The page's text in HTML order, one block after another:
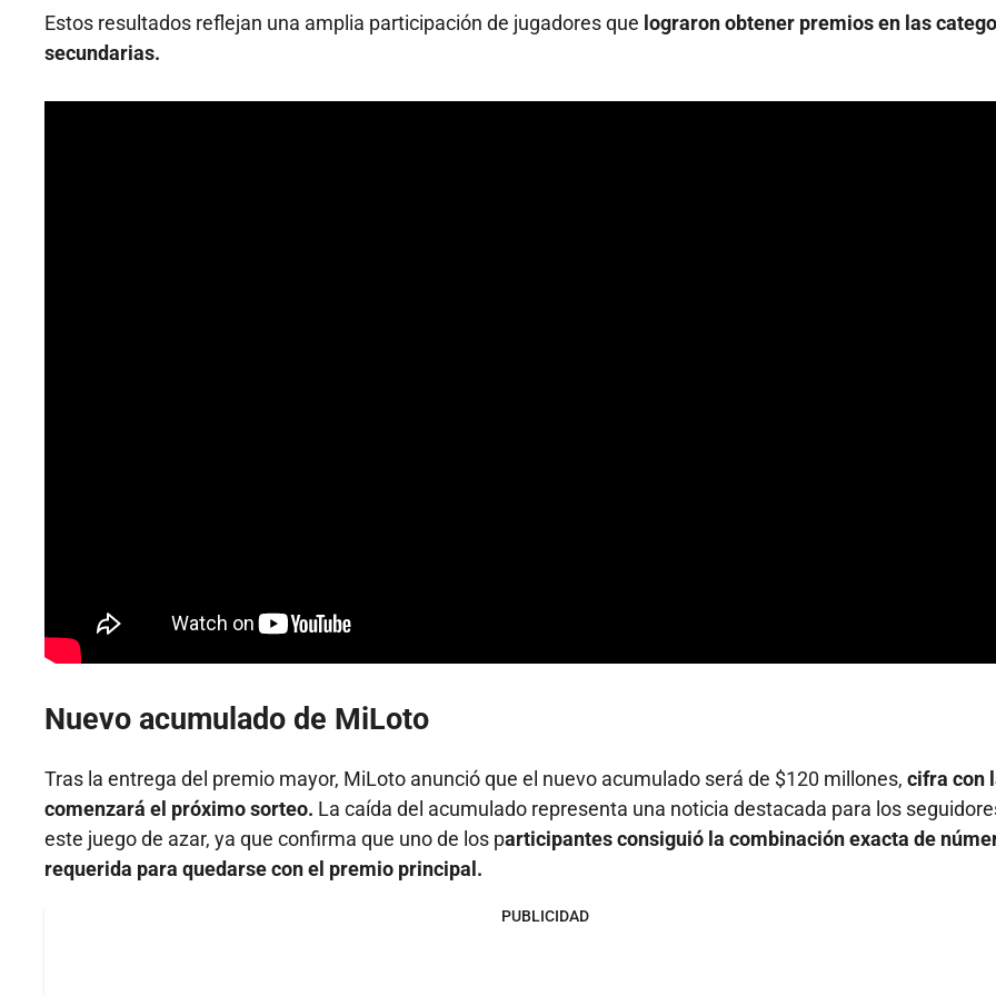
Estos resultados reflejan una amplia participación de jugadores que lograron obtener premios en las
secundarias.
Nuevo acumulado de MiLoto
Tras la entrega del premio mayor, MiLoto anunció que el nuevo acumulado será de $120 millones, cifra con
comenzará el próximo sorteo. La caída del acumulado representa una noticia destacada para los
este juego de azar, ya que confirma que uno de los participantes consiguió la combinación exacta de
requerida para quedarse con el premio principal.
PUBLICIDAD